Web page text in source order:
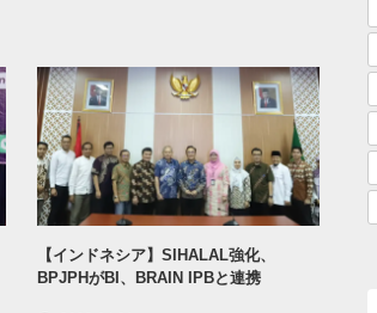
【インドネシア】SIHALAL強化、
BPJPHがBI、BRAIN IPBと連携